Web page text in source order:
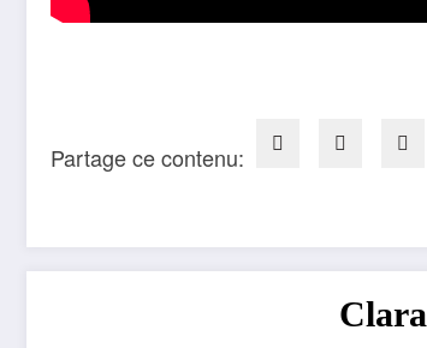
Partage ce contenu:
Clara